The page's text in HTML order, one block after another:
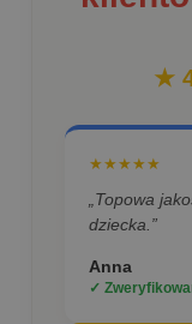
★
★★★★★
„Topowa
dziecka.”
Anna
✓